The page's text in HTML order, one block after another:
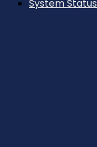
System Status